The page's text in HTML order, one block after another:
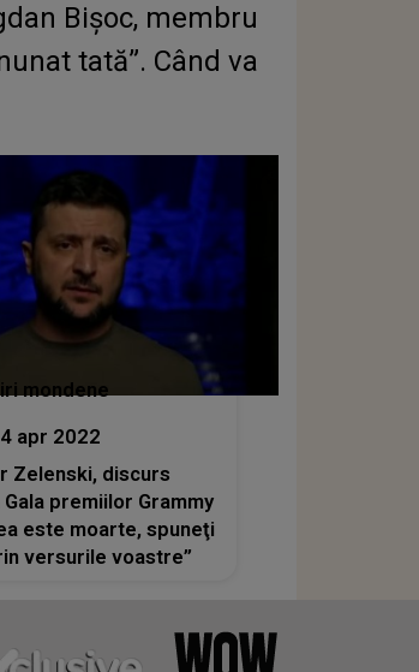
Bișoc, membru
tată”. Când va
mondene
apr 2022
Zelenski, discurs
premiilor Grammy
este moarte, spuneţi
versurile voastre”